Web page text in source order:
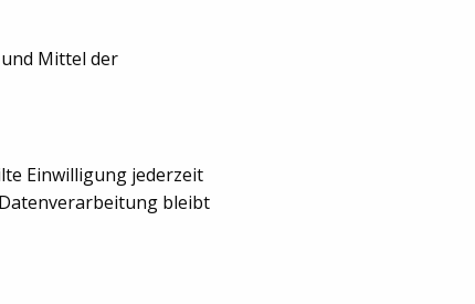
Mittel der
Einwilligung jederzeit
bleibt